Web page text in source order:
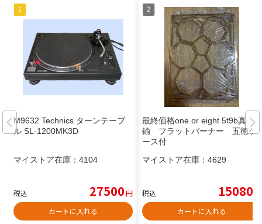
M9632 Technics ターンテーブ
ル SL-1200MK3D
マイストア在庫： 4104
税込 27500円
カートに入れる
最終価格one or eight 5t9b真
鍮 フラットバーナー 五徳ケ
ース付
マイストア在庫： 4629
税込 15080
カートに入れる